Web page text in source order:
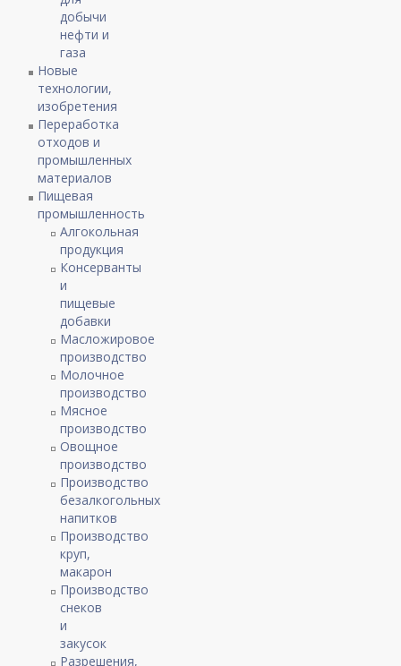
добычи
нефти и
газа
Новые
технологии,
изобретения
Переработка
отходов и
промышленных
материалов
Пищевая
промышленность
Алгокольная
продукция
Консерванты
и
пищевые
добавки
Масложировое
производство
Молочное
производство
Мясное
производство
Овощное
производство
Производство
безалкогольных
напитков
Производство
круп,
макарон
Производство
снеков
и
закусок
Разрешения,